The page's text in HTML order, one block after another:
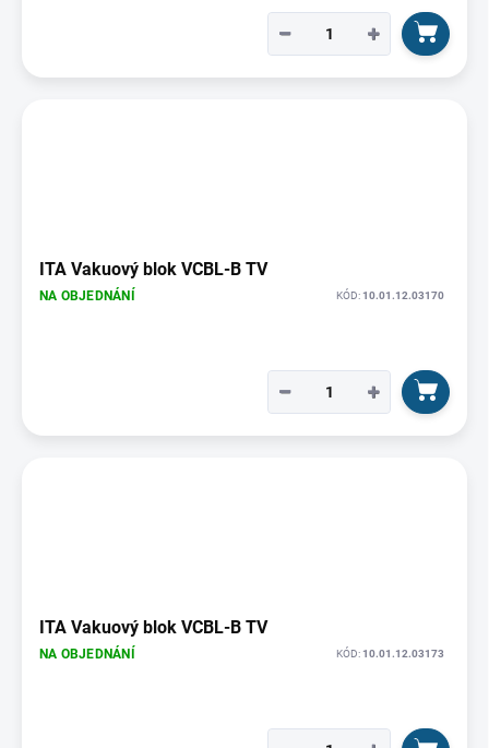
+
−
ITA Vakuový blok VCBL-B TV
NA OBJEDNÁNÍ KÓD:10.01.12.03170
+
−
ITA Vakuový blok VCBL-B TV
NA OBJEDNÁNÍ KÓD:10.01.12.03173